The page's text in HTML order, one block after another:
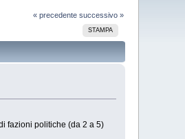
« precedente successivo »
STAMPA
fazioni politiche (da 2 a 5)